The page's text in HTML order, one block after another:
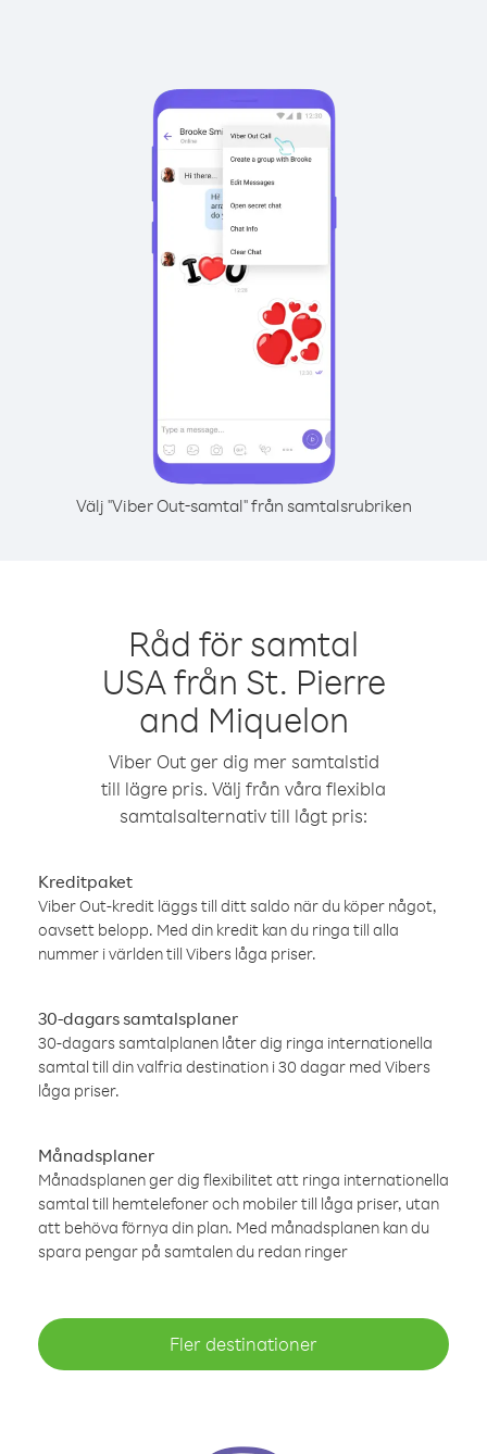
Välj "Viber Out-samtal" från samtalsrubriken
Råd för samtal
USA från St. Pierre
and Miquelon
Viber Out ger dig mer samtalstid
till lägre pris. Välj från våra flexibla
samtalsalternativ till lågt pris:
Kreditpaket
Viber Out-kredit läggs till ditt saldo när du köper något,
oavsett belopp. Med din kredit kan du ringa till alla
nummer i världen till Vibers låga priser.
30-dagars samtalsplaner
30-dagars samtalplanen låter dig ringa internationella
samtal till din valfria destination i 30 dagar med Vibers
låga priser.
Månadsplaner
Månadsplanen ger dig flexibilitet att ringa internationella
samtal till hemtelefoner och mobiler till låga priser, utan
att behöva förnya din plan. Med månadsplanen kan du
spara pengar på samtalen du redan ringer
Fler destinationer